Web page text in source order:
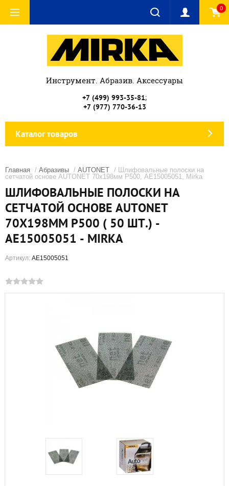
0
Инструмент. Абразив. Аксессуары
+7 (499) 993-35-81;
+7 (977) 770-36-13
Каталог товаров
Главная / Абразивы / AUTONET / Шлифовальные полоски на
сетчатой основе AUTONET 70x198мм Р500, AE15005051, Mirka
ШЛИФОВАЛЬНЫЕ ПОЛОСКИ НА
СЕТЧАТОЙ ОСНОВЕ AUTONET
70X198ММ Р500 ( 50 ШТ.) -
AE15005051 - MIRKA
Артикул: AE15005051